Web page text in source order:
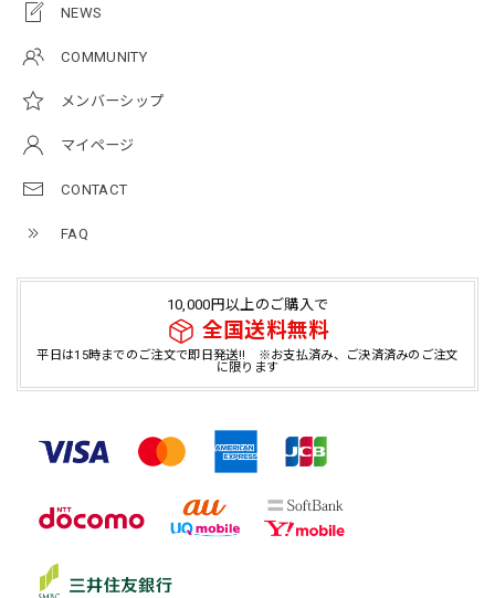
NEWS
COMMUNITY
メンバーシップ
マイページ
CONTACT
FAQ
10,000円以上のご購入で
全国送料無料
平日は15時までのご注文で即日発送!! ※お支払済み、ご決済済みのご注文
に限ります